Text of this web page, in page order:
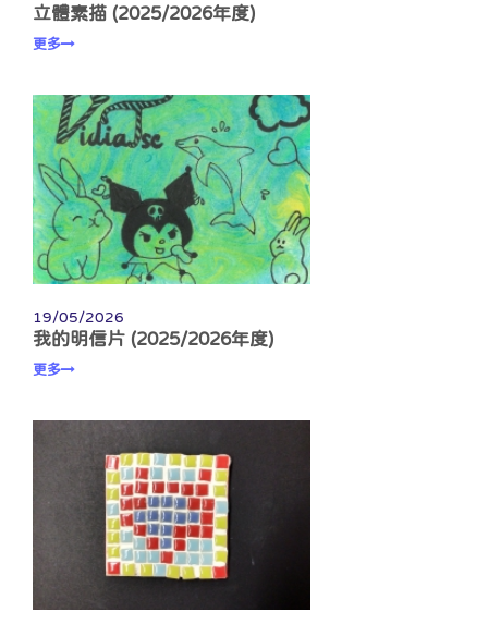
立體素描 (2025/2026年度)
更多
19/05/2026
我的明信片 (2025/2026年度)
更多